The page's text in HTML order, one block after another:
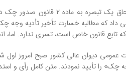
تابع قانون خاص است، تسری ندارد.
چک» را تأیید نمودند. متن کامل رأی و